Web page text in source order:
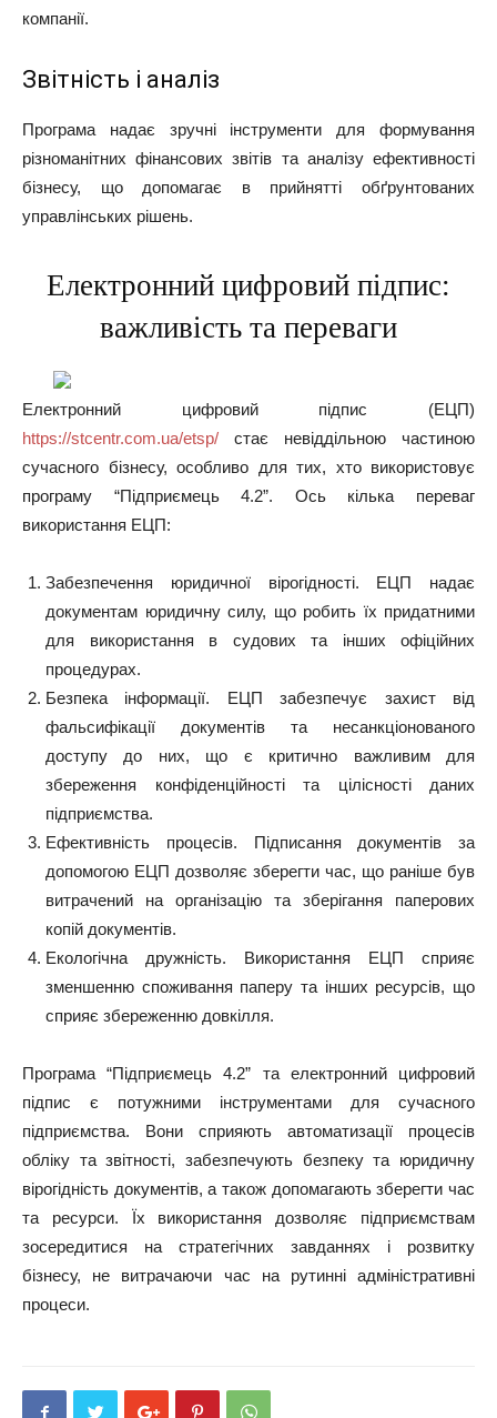
компанії.
Звітність і аналіз
Програма надає зручні інструменти для формування
різноманітних фінансових звітів та аналізу ефективності
бізнесу, що допомагає в прийнятті обґрунтованих
управлінських рішень.
Електронний цифровий підпис:
важливість та переваги
Електронний цифровий підпис (ЕЦП)
https://stcentr.com.ua/etsp/ стає невіддільною частиною
сучасного бізнесу, особливо для тих, хто використовує
програму “Підприємець 4.2”. Ось кілька переваг
використання ЕЦП:
Забезпечення юридичної вірогідності. ЕЦП надає
документам юридичну силу, що робить їх придатними
для використання в судових та інших офіційних
процедурах.
Безпека інформації. ЕЦП забезпечує захист від
фальсифікації документів та несанкціонованого
доступу до них, що є критично важливим для
збереження конфіденційності та цілісності даних
підприємства.
Ефективність процесів. Підписання документів за
допомогою ЕЦП дозволяє зберегти час, що раніше був
витрачений на організацію та зберігання паперових
копій документів.
Екологічна дружність. Використання ЕЦП сприяє
зменшенню споживання паперу та інших ресурсів, що
сприяє збереженню довкілля.
Програма “Підприємець 4.2” та електронний цифровий
підпис є потужними інструментами для сучасного
підприємства. Вони сприяють автоматизації процесів
обліку та звітності, забезпечують безпеку та юридичну
вірогідність документів, а також допомагають зберегти час
та ресурси. Їх використання дозволяє підприємствам
зосередитися на стратегічних завданнях і розвитку
бізнесу, не витрачаючи час на рутинні адміністративні
процеси.